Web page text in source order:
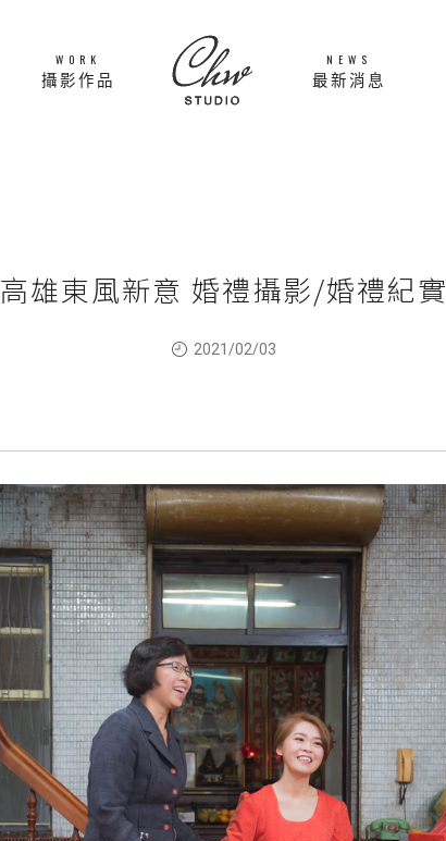
WORK
攝影作品
NEWS
最新消息
高雄東風新意 婚禮攝影/婚禮紀實
2021/02/03